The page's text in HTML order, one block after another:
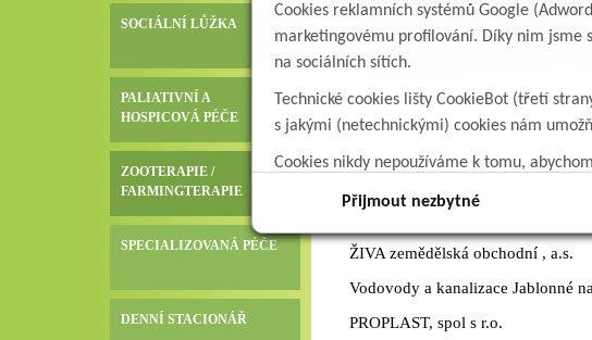
SOCIÁLNÍ LŮŽKA
PALIATIVNÍ A
HOSPICOVÁ PÉČE
ZOOTERAPIE /
FARMINGTERAPIE
SPECIALIZOVANÁ PÉČE
DENNÍ STACIONÁŘ
Petr Maleček
Integros-CZ, s.r.o.
Flídr medical s.r.o.
ŽIVA zemědělská obchodní , a.s.
Vodovody a kanalizace Jablonné
PROPLAST, spol s r.o.
Cookies reklamních systémů Google
marketingovému profilování. Díky nim jsme
na sociálních sítích.
Technické cookies lišty CookieBot (třetí
s jakými (netechnickými) cookies nám
Cookies nikdy nepoužíváme k tomu,
Přijmout nezbytné